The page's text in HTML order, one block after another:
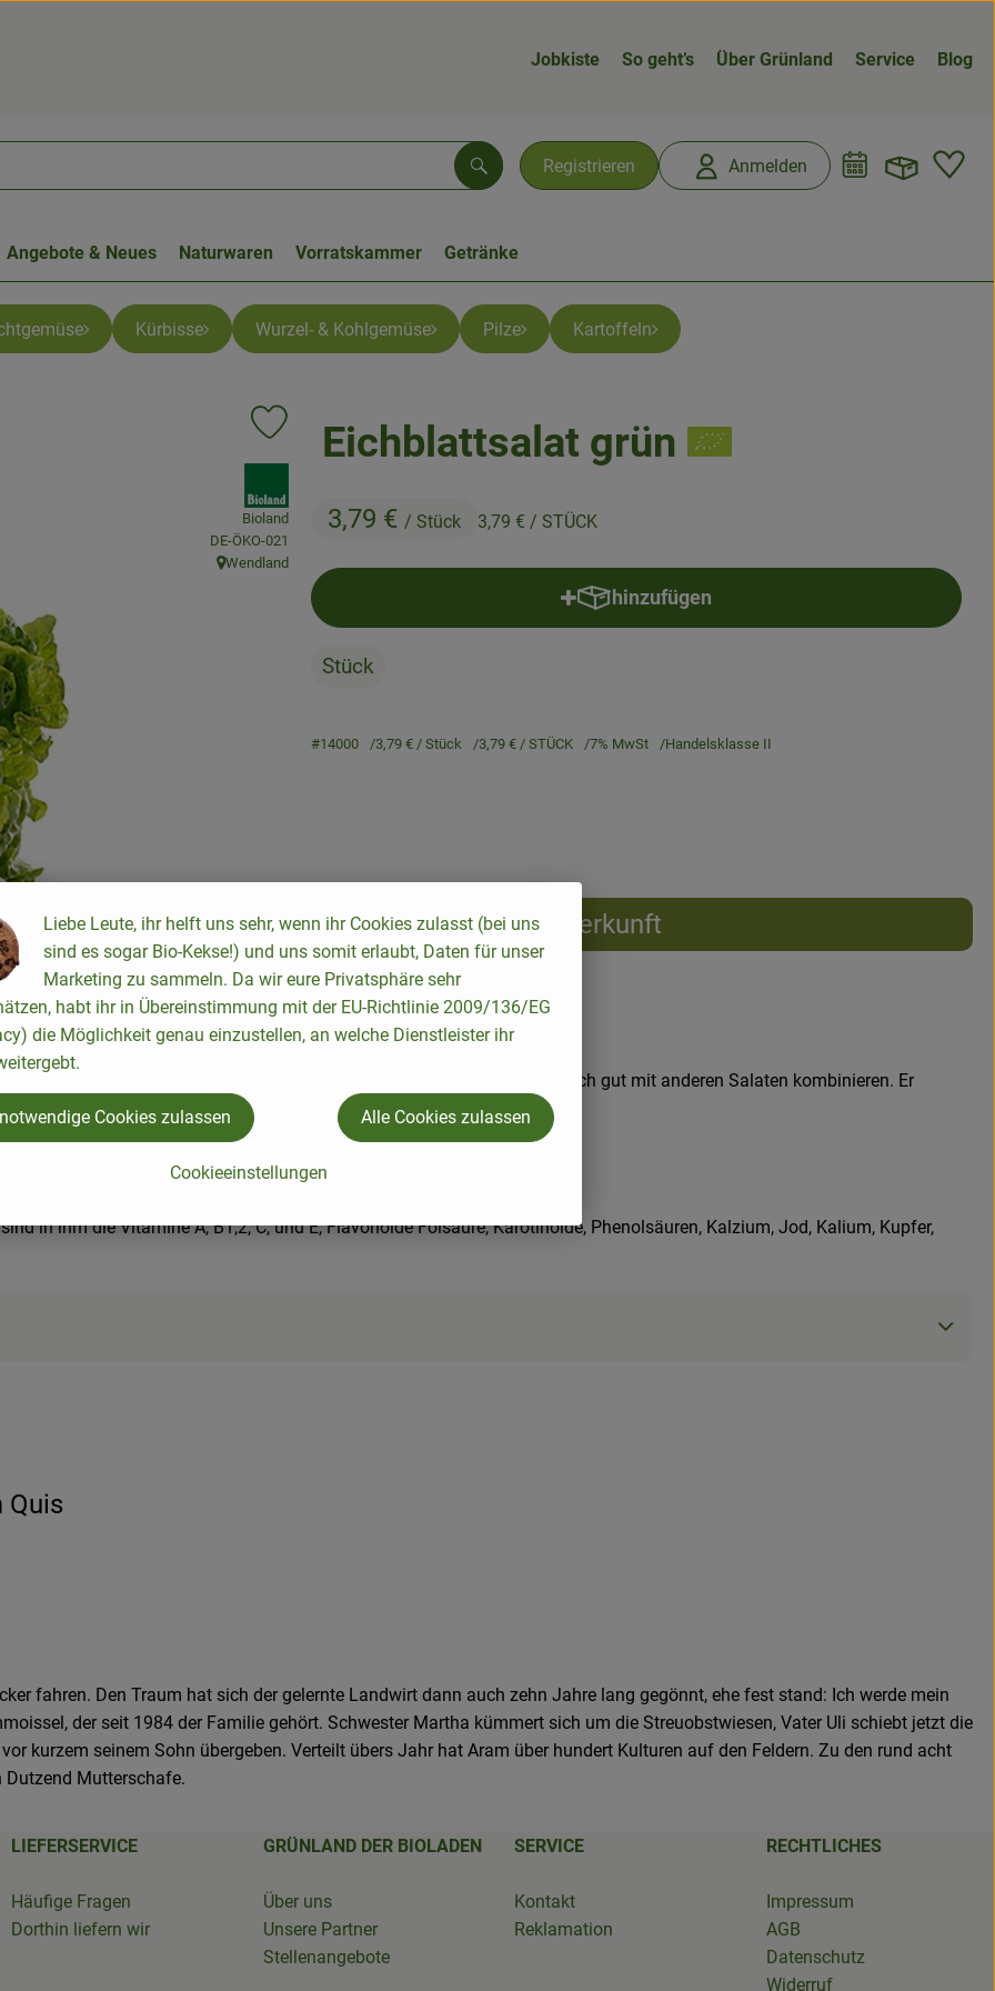
Jobkiste So geht’s Über Grünland Service Blog
Registrieren Anmelden
Suchen
Angebote & Neues Naturwaren Vorratskammer Getränke
Kürbisse Wurzel- & Kohlgemüse Pilze Kartoffeln
Eichblattsalat grün
3,79 € / Stück 3,79 € / STÜCK
Produkt zu Favouriten hinzufügen
Bioland
, Kontrollstelle:
DE-ÖKO-021
, Herkunft:
Wendland
hinzufügen
Produkt zum Warenkorb hinzufügen
Stück
#14000 3,79 € / Stück 3,79 € / STÜCK 7% MwSt Handelsklasse II
Herkunft
passenden Rezepte gefunden.
Haselnüsse und hat ein feines, mildes Aroma. Eichblattsalat lässt sich gut mit anderen Salaten kombinieren. Er
sowie Knoblauch und Avocado.
und beruhigende Wirkung.
in ihm die Vitamine A, B1,2, C, und E, Flavonoide Folsäure, Karotinoide, Phenolsäuren, Kalzium, Jod, Kalium, Kupfer,
Quis
fahren. Den Traum hat sich der gelernte Landwirt dann auch zehn Jahre lang gegönnt, ehe fest stand: Ich werde mein
der seit 1984 der Familie gehört. Schwester Martha kümmert sich um die Streuobstwiesen, Vater Uli schiebt jetzt die
kurzem seinem Sohn übergeben. Verteilt übers Jahr hat Aram über hundert Kulturen auf den Feldern. Zu den rund acht
Dutzend Mutterschafe.
LIEFERSERVICE
Häufige Fragen
Dorthin liefern wir
GRÜNLAND DER BIOLADEN
Über uns
Unsere Partner
Stellenangebote
SERVICE
Kontakt
Reklamation
RECHTLICHES
Impressum
AGB
Datenschutz
Widerruf
Liebe Leute, ihr helft uns sehr, wenn ihr Cookies zulasst (bei uns
sind es sogar Bio-Kekse!) und uns somit erlaubt, Daten für unser
Marketing zu sammeln. Da wir eure Privatsphäre sehr
habt ihr in Übereinstimmung mit der EU-Richtlinie 2009/136/EG
die Möglichkeit genau einzustellen, an welche Dienstleister ihr
Cookieeinstellungen
Cookies zulassen Alle Cookies zulassen